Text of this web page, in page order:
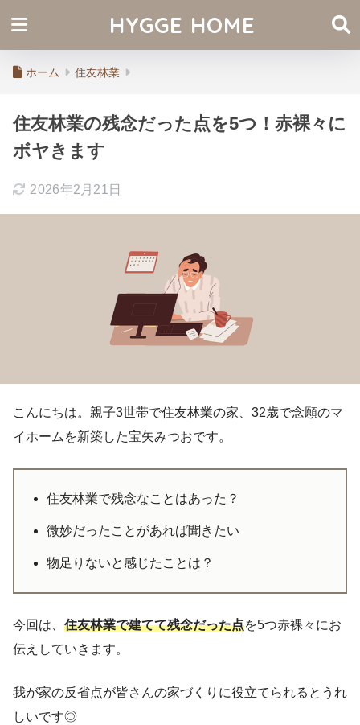
HYGGE HOME
ホーム 住友林業
住友林業の残念だった点を5つ！赤裸々に
ボヤきます
2026年2月21日
こんにちは。親子3世帯で住友林業の家、32歳で念願のマ
イホームを新築した宝矢みつおです。
住友林業で残念なことはあった？
微妙だったことがあれば聞きたい
物足りないと感じたことは？
今回は、 住友林業で建てて残念だった点を5つ赤裸々にお
伝えしていきます。
我が家の反省点が皆さんの家づくりに役立てられるとうれ
しいです◎